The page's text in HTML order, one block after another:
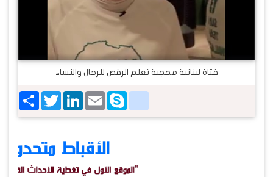
فتاة لبنانية محجبة تعلم الرقص للرجال والنساء
ShareTwitterLinkedIn EmailSkype
google_bookmarks